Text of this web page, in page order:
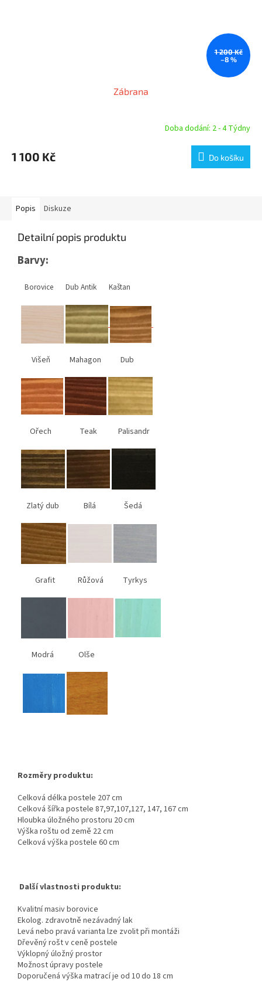
1 200 Kč
–8 %
Zábrana
produktu
je
hvězdiček.
Doba dodání: 2 - 4 Týdny
1 100 Kč Do košíku
Popis Diskuze
Detailní popis produktu
Barvy:
Borovice Dub Antik Kaštan
Višeň Mahagon Dub
Ořech Teak Palisandr
Zlatý dub Bílá Šedá
Grafit Růžová Tyrkys
Modrá Olše
Rozměry produktu:
Celková délka postele 207 cm
Celková šířka postele 87,97,107,127, 147, 167 cm
Hloubka úložného prostoru 20 cm
Výška roštu od země 22 cm
Celková výška postele 60 cm
Další vlastnosti produktu:
Kvalitní masiv borovice
Ekolog. zdravotně nezávadný lak
Levá nebo pravá varianta lze zvolit při montáži
Dřevěný rošt v ceně postele
Výklopný úložný prostor
Možnost úpravy postele
Doporučená výška matrací je od 10 do 18 cm